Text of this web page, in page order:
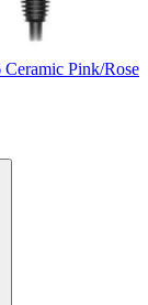
Pink/Rose